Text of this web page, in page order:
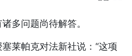
多问题尚待解答。
莱帕克对法新社说：“这项